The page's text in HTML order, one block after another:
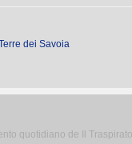
dei Savoia
quotidiano de Il